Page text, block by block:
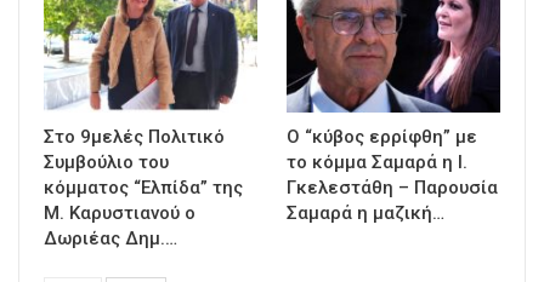
Στο 9μελές Πολιτικό
Συμβούλιο του
κόμματος “Ελπίδα” της
Μ. Καρυστιανού ο
Δωριέας Δημ.…
Ο “κύβος ερρίφθη” με
το κόμμα Σαμαρά η Ι.
Γκελεστάθη – Παρουσία
Σαμαρά η μαζική…